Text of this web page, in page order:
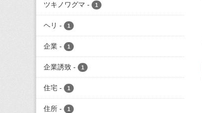
ツキノワグマ - 1
ヘリ - 1
企業 - 1
企業誘致 - 1
住宅 - 1
住所 - 1